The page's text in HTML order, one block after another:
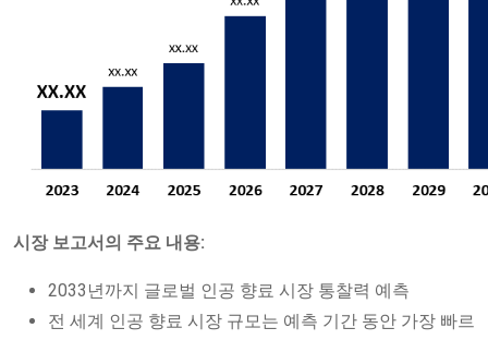
시장 보고서의 주요 내용:
2033년까지 글로벌 인공 향료 시장 통찰력 예측
전 세계 인공 향료 시장 규모는 예측 기간 동안 가장 빠르